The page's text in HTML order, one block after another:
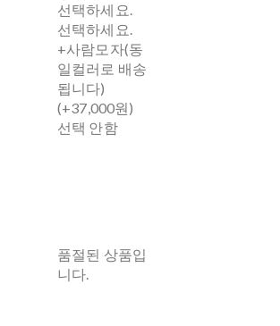
선택하세요.
선택하세요.
+사람모자(동
일컬러로 배송
됩니다)
(+37,000원)
선택 안함
품절된 상품입
니다.